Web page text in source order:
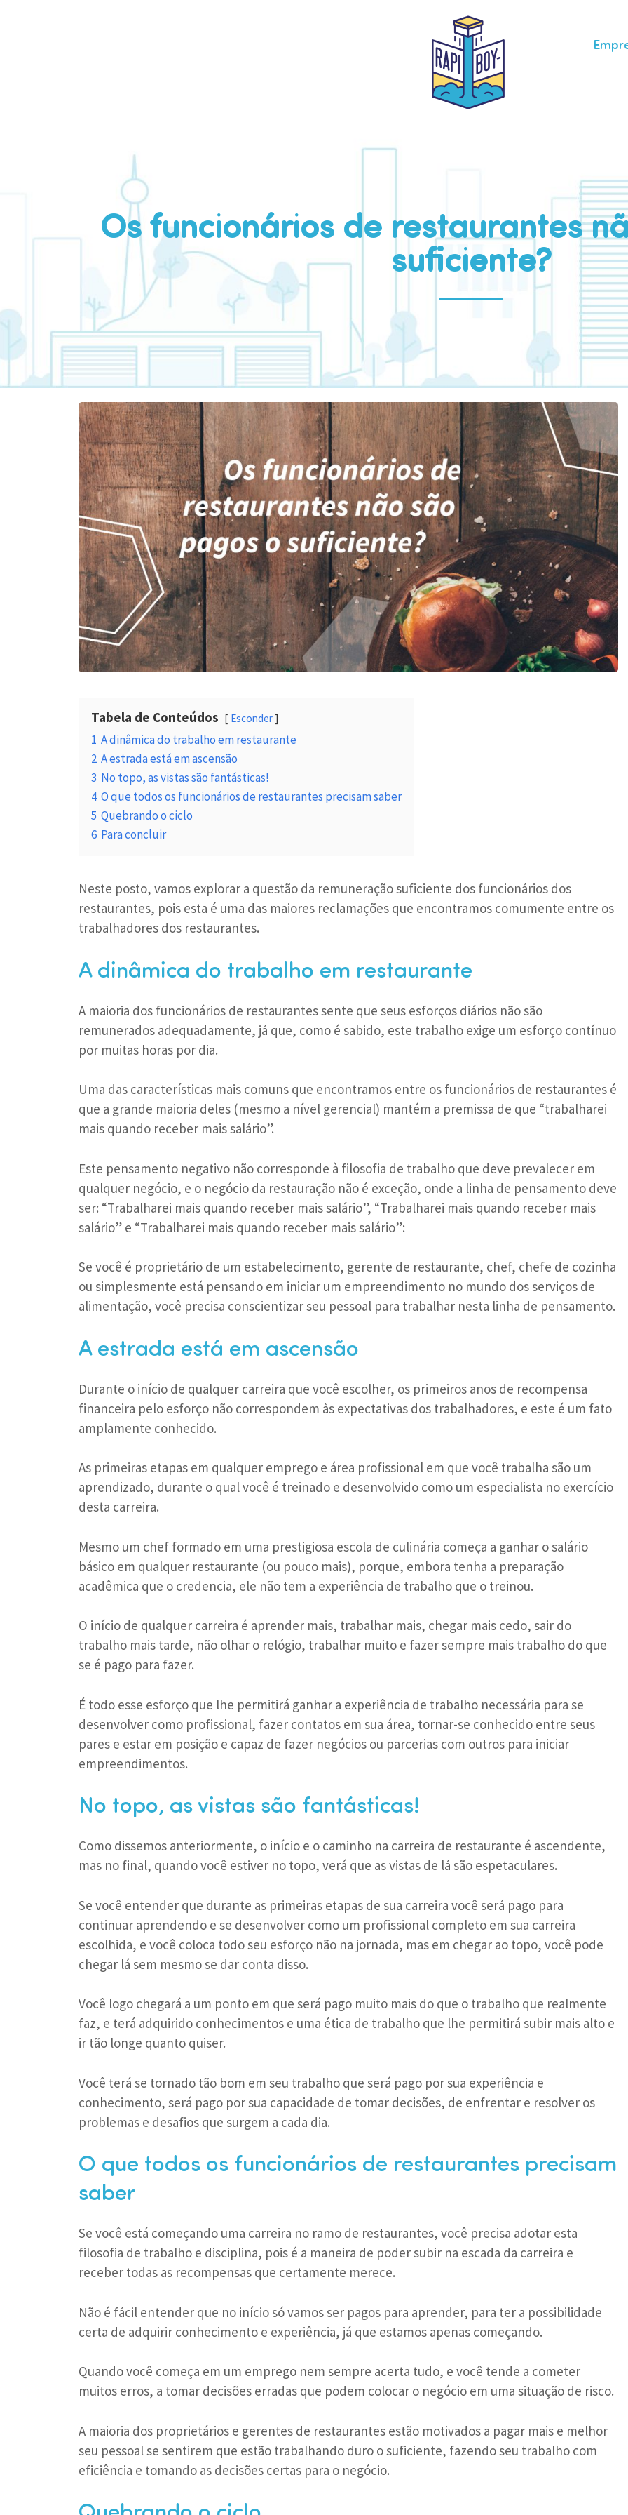
Os funcionários de restaurantes
suficiente?
Tabela de Conteúdos Esconder
1 A dinâmica do trabalho em restaurante
2 A estrada está em ascensão
3 No topo, as vistas são fantásticas!
4 O que todos os funcionários de restaurantes precisam saber
5 Quebrando o ciclo
6 Para concluir
Neste posto, vamos explorar a questão da remuneração suficiente dos funcionários dos
restaurantes, pois esta é uma das maiores reclamações que encontramos comumente entre os
trabalhadores dos restaurantes.
A dinâmica do trabalho em restaurante
A maioria dos funcionários de restaurantes sente que seus esforços diários não são
remunerados adequadamente, já que, como é sabido, este trabalho exige um esforço contínuo
por muitas horas por dia.
Uma das características mais comuns que encontramos entre os funcionários de restaurantes é
que a grande maioria deles (mesmo a nível gerencial) mantém a premissa de que “trabalharei
mais quando receber mais salário”.
Este pensamento negativo não corresponde à filosofia de trabalho que deve prevalecer em
qualquer negócio, e o negócio da restauração não é exceção, onde a linha de pensamento deve
ser: “Trabalharei mais quando receber mais salário”, “Trabalharei mais quando receber mais
salário” e “Trabalharei mais quando receber mais salário”:
Se você é proprietário de um estabelecimento, gerente de restaurante, chef, chefe de cozinha
ou simplesmente está pensando em iniciar um empreendimento no mundo dos serviços de
alimentação, você precisa conscientizar seu pessoal para trabalhar nesta linha de pensamento.
A estrada está em ascensão
Durante o início de qualquer carreira que você escolher, os primeiros anos de recompensa
financeira pelo esforço não correspondem às expectativas dos trabalhadores, e este é um fato
amplamente conhecido.
As primeiras etapas em qualquer emprego e área profissional em que você trabalha são um
aprendizado, durante o qual você é treinado e desenvolvido como um especialista no exercício
desta carreira.
Mesmo um chef formado em uma prestigiosa escola de culinária começa a ganhar o salário
básico em qualquer restaurante (ou pouco mais), porque, embora tenha a preparação
acadêmica que o credencia, ele não tem a experiência de trabalho que o treinou.
O início de qualquer carreira é aprender mais, trabalhar mais, chegar mais cedo, sair do
trabalho mais tarde, não olhar o relógio, trabalhar muito e fazer sempre mais trabalho do que
se é pago para fazer.
É todo esse esforço que lhe permitirá ganhar a experiência de trabalho necessária para se
desenvolver como profissional, fazer contatos em sua área, tornar-se conhecido entre seus
pares e estar em posição e capaz de fazer negócios ou parcerias com outros para iniciar
empreendimentos.
No topo, as vistas são fantásticas!
Como dissemos anteriormente, o início e o caminho na carreira de restaurante é ascendente,
mas no final, quando você estiver no topo, verá que as vistas de lá são espetaculares.
Se você entender que durante as primeiras etapas de sua carreira você será pago para
continuar aprendendo e se desenvolver como um profissional completo em sua carreira
escolhida, e você coloca todo seu esforço não na jornada, mas em chegar ao topo, você pode
chegar lá sem mesmo se dar conta disso.
Você logo chegará a um ponto em que será pago muito mais do que o trabalho que realmente
faz, e terá adquirido conhecimentos e uma ética de trabalho que lhe permitirá subir mais alto e
ir tão longe quanto quiser.
Você terá se tornado tão bom em seu trabalho que será pago por sua experiência e
conhecimento, será pago por sua capacidade de tomar decisões, de enfrentar e resolver os
problemas e desafios que surgem a cada dia.
O que todos os funcionários de restaurantes precisam
saber
Se você está começando uma carreira no ramo de restaurantes, você precisa adotar esta
filosofia de trabalho e disciplina, pois é a maneira de poder subir na escada da carreira e
receber todas as recompensas que certamente merece.
Não é fácil entender que no início só vamos ser pagos para aprender, para ter a possibilidade
certa de adquirir conhecimento e experiência, já que estamos apenas começando.
Quando você começa em um emprego nem sempre acerta tudo, e você tende a cometer
muitos erros, a tomar decisões erradas que podem colocar o negócio em uma situação de risco.
A maioria dos proprietários e gerentes de restaurantes estão motivados a pagar mais e melhor
seu pessoal se sentirem que estão trabalhando duro o suficiente, fazendo seu trabalho com
eficiência e tomando as decisões certas para o negócio.